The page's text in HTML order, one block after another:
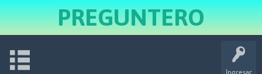
PREGUNTERO
Ingresar